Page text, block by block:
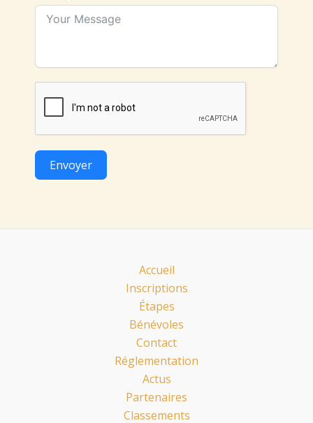
Envoyer
Accueil
Inscriptions
Étapes
Bénévoles
Contact
Réglementation
Actus
Partenaires
Classements